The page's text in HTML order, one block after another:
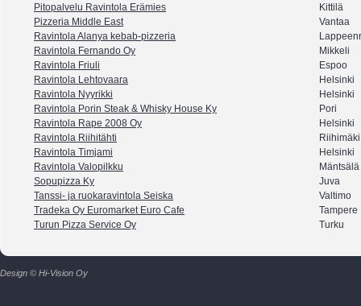
Pitopalvelu Ravintola Erämies
Kittilä
Pizzeria Middle East
Vantaa
Ravintola Alanya kebab-pizzeria
Ravintola Fernando Oy
Mikkeli
Ravintola Friuli
Espoo
Ravintola Lehtovaara
Helsinki
Ravintola Nyyrikki
Helsinki
Ravintola Porin Steak & Whisky House Ky
Pori
Ravintola Rape 2008 Oy
Helsinki
Ravintola Riihitähti
Riihimäki
Ravintola Timjami
Helsinki
Ravintola Valopilkku
Mäntsälä
Sopupizza Ky
Juva
Tanssi- ja ruokaravintola Seiska
Valtimo
Tradeka Oy Euromarket Euro Cafe
Tampere
Turun Pizza Service Oy
Turku
Design © Hi-Vision Oy